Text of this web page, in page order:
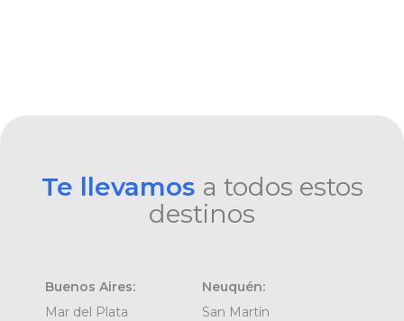
Te llevamos a todos estos
destinos
Buenos Aires:
Mar del Plata
Neuquén:
San Martín